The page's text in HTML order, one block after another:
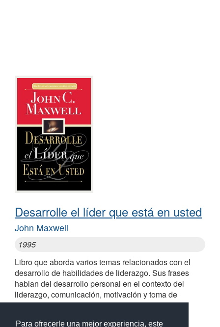
Para ofrecerle una mejor experiencia, este
Desarrolle el líder que está en usted
John Maxwell
1995
Libro que aborda varios temas relacionados con el
desarrollo de habilidades de liderazgo. Sus frases
hablan del desarrollo personal en el contexto del
liderazgo, comunicación, motivación y toma de
decisiones